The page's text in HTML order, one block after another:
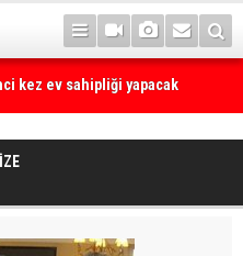
kez ev sahipliği yapacak